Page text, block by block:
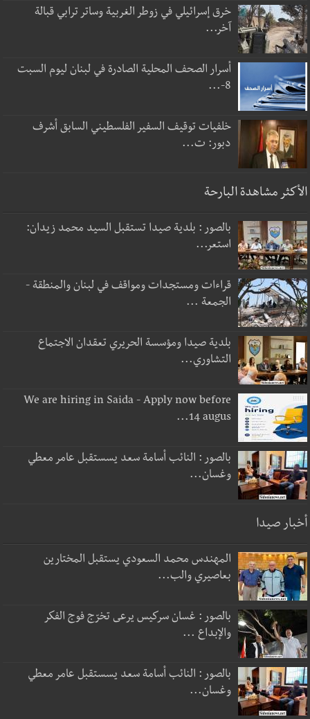
خرق إسرائيلي في زوطر الغربية وساتر ترابي قبالة
آخر...
أسرار الصحف المحلية الصادرة في لبنان ليوم السبت
8-...
خلفيات توقيف السفير الفلسطيني السابق أشرف
دبور: ت...
الأكثر مشاهدة البارحة
بالصور : بلدية صيدا تستقبل السيد محمد زيدان:
استعر...
قراءات ومستجدات ومواقف في لبنان والمنطقة -
الجمعة ...
بلدية صيدا ومؤسسة الحريري تعقدان الاجتماع
التشاوري...
We are hiring in Saida - Apply now before
14 augus...
بالصور : النائب أسامة سعد يسستقبل عامر معطي
وغسان...
أخبار صيدا
المهندس محمد السعودي يستقبل المختارين
بعاصيري والب...
بالصور : غسان سركيس يرعى تخرّج فوج الفكر
والإبداع ...
بالصور : النائب أسامة سعد يسستقبل عامر معطي
وغسان...